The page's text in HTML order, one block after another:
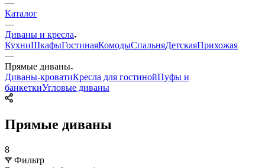
—
Каталог
—
Диваны и кресла
КухниШкафыГостинаяКомодыСпальняДетскаяПрихожая
—
Прямые диваны
Диваны-кроватиКресла для гостинойПуфы и
банкеткиУгловые диваны
Прямые диваны
8
Фильтр